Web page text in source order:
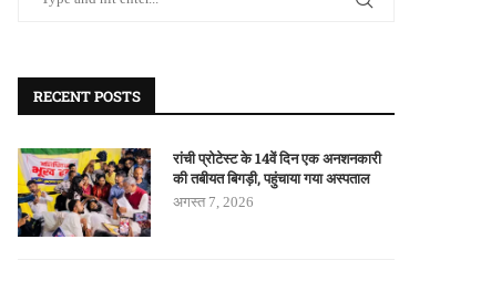
RECENT POSTS
रांची प्रोटेस्ट के 14वें दिन एक अनशनकारी
की तबीयत बिगड़ी, पहुंचाया गया अस्पताल
अगस्त 7, 2026